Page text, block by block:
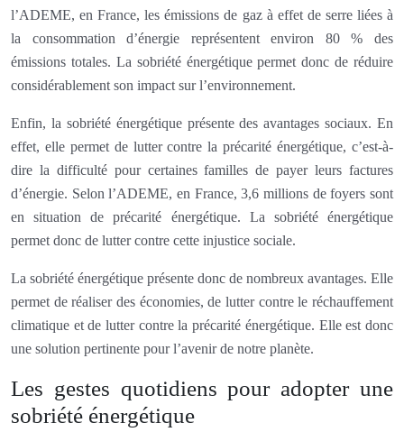
l’ADEME, en France, les émissions de gaz à effet de serre liées à
la consommation d’énergie représentent environ 80 % des
émissions totales. La sobriété énergétique permet donc de réduire
considérablement son impact sur l’environnement.
Enfin, la sobriété énergétique présente des avantages sociaux. En
effet, elle permet de lutter contre la précarité énergétique, c’est-à-
dire la difficulté pour certaines familles de payer leurs factures
d’énergie. Selon l’ADEME, en France, 3,6 millions de foyers sont
en situation de précarité énergétique. La sobriété énergétique
permet donc de lutter contre cette injustice sociale.
La sobriété énergétique présente donc de nombreux avantages. Elle
permet de réaliser des économies, de lutter contre le réchauffement
climatique et de lutter contre la précarité énergétique. Elle est donc
une solution pertinente pour l’avenir de notre planète.
Les gestes quotidiens pour adopter une
sobriété énergétique